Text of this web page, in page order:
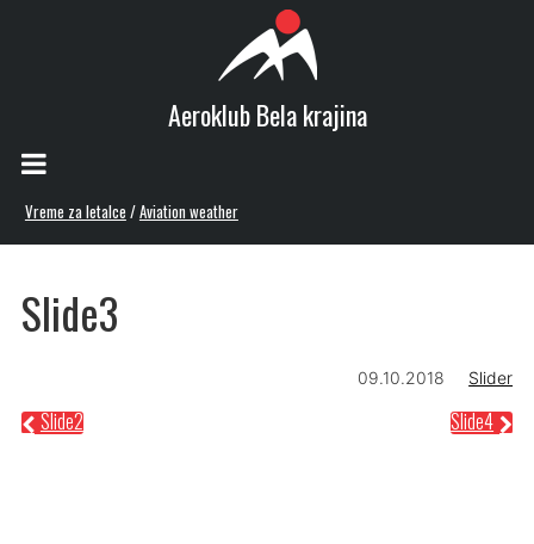
Aeroklub Bela krajina
Vreme za letalce /Aviation weather
Slide3
09.10.2018 Slider
Slide2 Slide4